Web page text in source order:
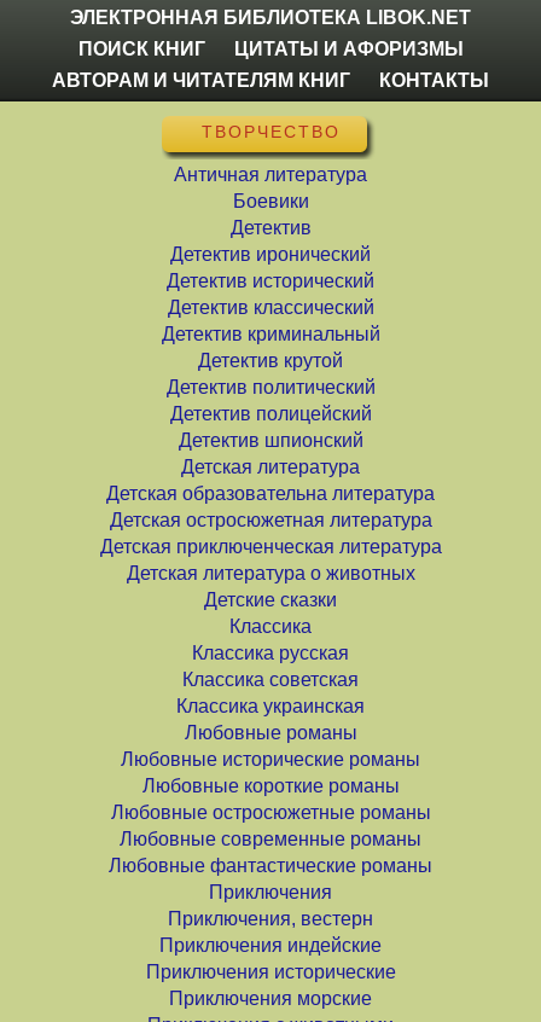
ЭЛЕКТРОННАЯ БИБЛИОТЕКА LIBOK.NET
ПОИСК КНИГ
ЦИТАТЫ И АФОРИЗМЫ
АВТОРАМ И ЧИТАТЕЛЯМ КНИГ
КОНТАКТЫ
ТВОРЧЕСТВО
Античная литература
Боевики
Детектив
Детектив иронический
Детектив исторический
Детектив классический
Детектив криминальный
Детектив крутой
Детектив политический
Детектив полицейский
Детектив шпионский
Детская литература
Детская образовательна литература
Детская остросюжетная литература
Детская приключенческая литература
Детская литература о животных
Детские сказки
Классика
Классика русская
Классика советская
Классика украинская
Любовные романы
Любовные исторические романы
Любовные короткие романы
Любовные остросюжетные романы
Любовные современные романы
Любовные фантастические романы
Приключения
Приключения, вестерн
Приключения индейские
Приключения исторические
Приключения морские